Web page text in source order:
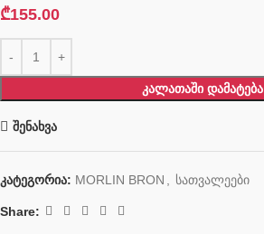
₾155.00
ᲙᲐᲚᲐᲗᲐᲨᲘ ᲓᲐᲛᲐᲢᲔᲑᲐ
შენახვა
კატეგორია: MORLIN BRON , სათვალეები
Share: